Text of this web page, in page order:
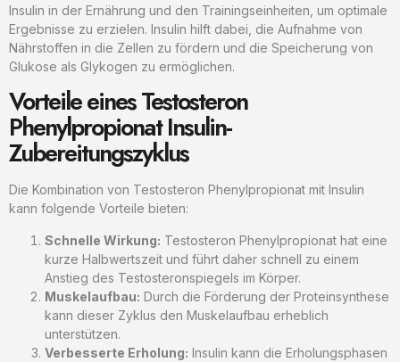
Insulin in der Ernährung und den Trainingseinheiten, um optimale
Ergebnisse zu erzielen. Insulin hilft dabei, die Aufnahme von
Nährstoffen in die Zellen zu fördern und die Speicherung von
Glukose als Glykogen zu ermöglichen.
Vorteile eines Testosteron
Phenylpropionat Insulin-
Zubereitungszyklus
Die Kombination von Testosteron Phenylpropionat mit Insulin
kann folgende Vorteile bieten:
Schnelle Wirkung: Testosteron Phenylpropionat hat eine
kurze Halbwertszeit und führt daher schnell zu einem
Anstieg des Testosteronspiegels im Körper.
Muskelaufbau: Durch die Förderung der Proteinsynthese
kann dieser Zyklus den Muskelaufbau erheblich
unterstützen.
Verbesserte Erholung: Insulin kann die Erholungsphasen